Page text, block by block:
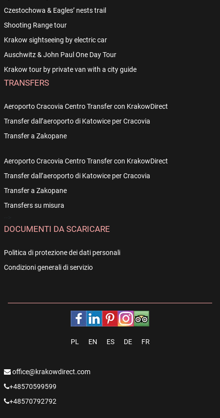
Czestochowa & Eagles’ nests trail
Shooting Range tour
Krakow sightseeing by electric car
Auschwitz & John Paul One Day Tour
Krakow tour by private van with a city guide
TRANSFERS
Aeroporto Cracovia Centro Transfer con KrakowDirect
Transfer dall’aeroporto di Katowice per Cracovia
Transfer a Zakopane
Aeroporto Cracovia Centro Transfer con KrakowDirect
Transfer dall’aeroporto di Katowice per Cracovia
Transfer a Zakopane
Transfers su misura
DOCUMENTI DA SCARICARE
Politica di protezione dei dati personali
Condizioni generali di servizio
PL EN ES DE FR
office@krakowdirect.com
+48570599599
+48570792792